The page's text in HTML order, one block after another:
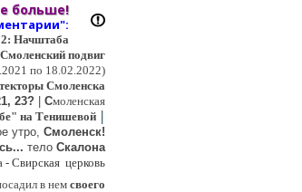
больше!
арии":
Начштаба
подвиг
по 18.02.2022)
Смоленска
23? Смоленская
на Тенишевой |
утро, Смоленск!
тело Скалона
- Свирская церковь
в нем своего